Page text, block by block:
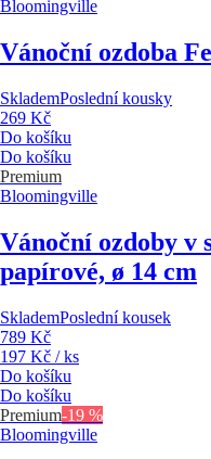
Bloomingville
Vánoční ozdoba
SklademPoslední kousky
269 Kč
Do košíku
Do košíku
Premium
Bloomingville
Vánoční ozdoby v
papírové, ø 14 cm
SklademPoslední kousek
789 Kč
197 Kč / ks
Do košíku
Do košíku
Premium-19 %
Bloomingville